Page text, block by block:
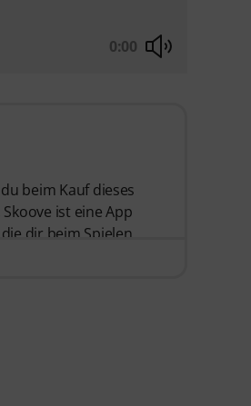
0:00
beim Kauf dieses
Skoove ist eine App
dir beim Spielen
erstellt